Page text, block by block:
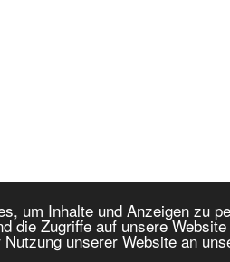
um Inhalte und Anzeigen zu
die Zugriffe auf unsere
unserer Website an